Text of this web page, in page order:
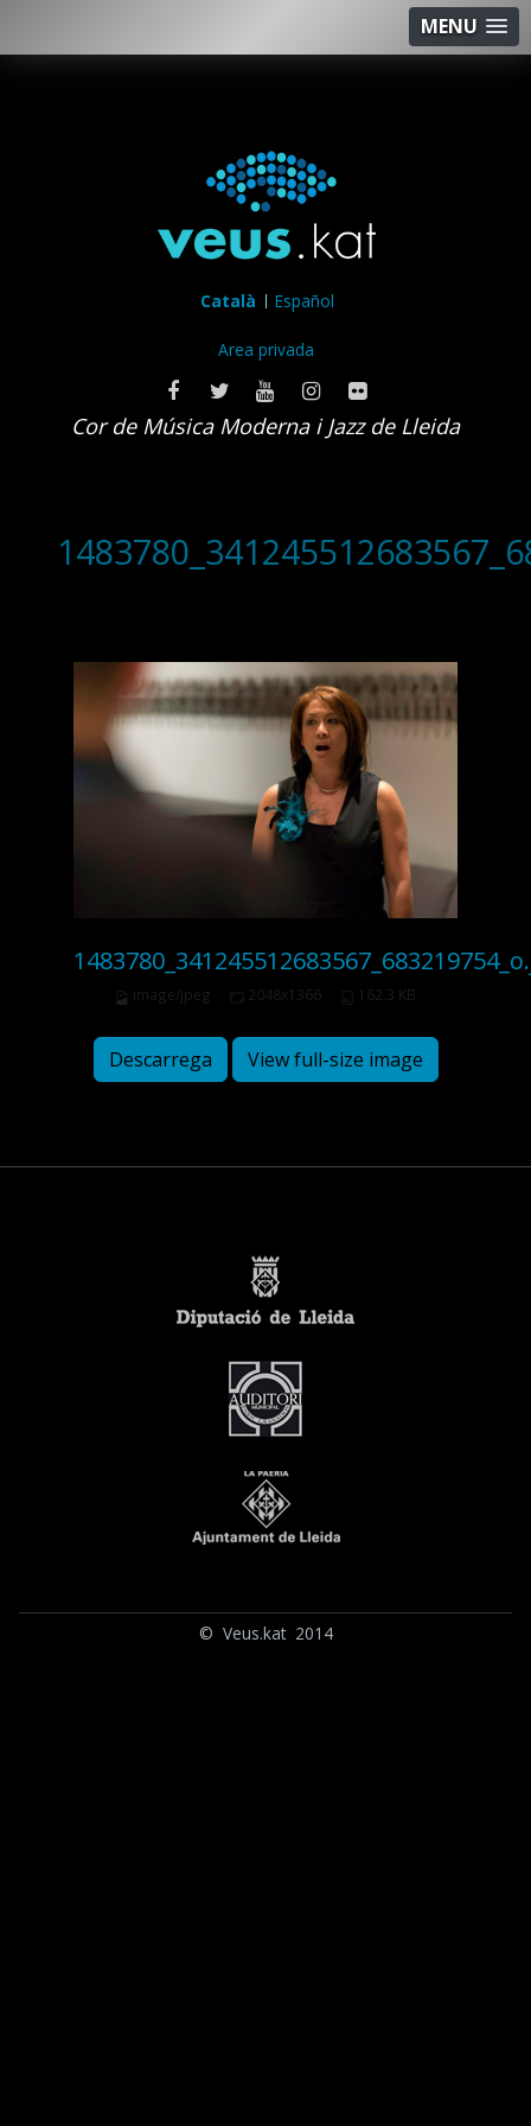
MENU
Català Español
Area privada
Cor de Música Moderna i Jazz de Lleida
image/jpeg 2048x1366 162.3 KB
Descarrega View full-size image
© Veus.kat 2014